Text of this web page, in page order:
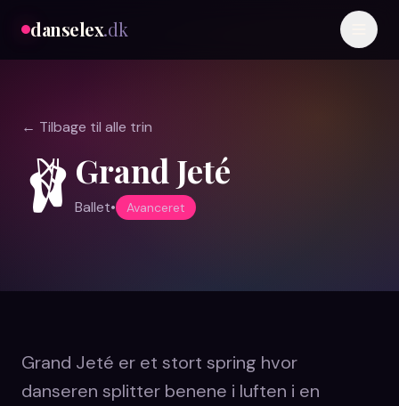
danselex.dk
← Tilbage til alle trin
🩰 Grand Jeté
Ballet• Avanceret
Grand Jeté er et stort spring hvor
danseren splitter benene i luften i en